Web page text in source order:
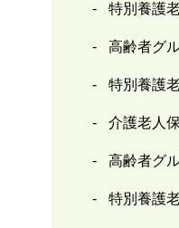
特別養護
高齢者グ
特別養護
介護老人
高齢者グ
特別養護